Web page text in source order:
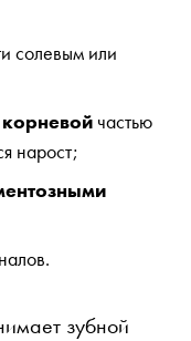
солевым или
корневой частью
нарост;
зубной